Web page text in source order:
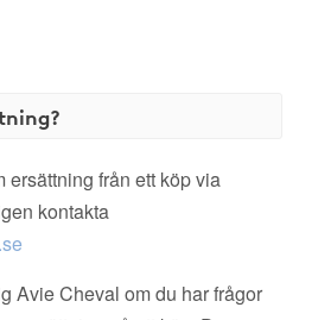
ersättning från ett köp via
kontakta
Avie Cheval om du har frågor